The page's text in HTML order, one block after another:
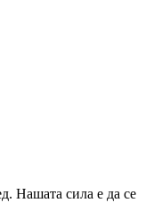
Нашата сила е да се